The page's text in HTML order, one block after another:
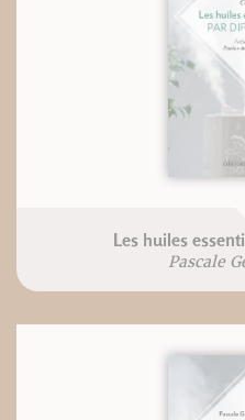
Les huiles
Pascale